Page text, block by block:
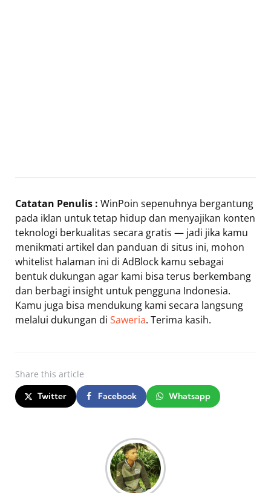
Catatan Penulis : WinPoin sepenuhnya bergantung
pada iklan untuk tetap hidup dan menyajikan konten
teknologi berkualitas secara gratis — jadi jika kamu
menikmati artikel dan panduan di situs ini, mohon
whitelist halaman ini di AdBlock kamu sebagai
bentuk dukungan agar kami bisa terus berkembang
dan berbagi insight untuk pengguna Indonesia.
Kamu juga bisa mendukung kami secara langsung
melalui dukungan di Saweria. Terima kasih.
Share this article
Twitter Facebook Whatsapp